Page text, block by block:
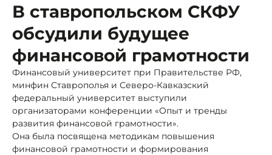
В ставропольском СКФУ
обсудили будущее
финансовой грамотности
Финансовый университет при Правительстве РФ,
минфин Ставрополья и Северо-Кавказский
федеральный университет выступили
организаторами конференции «Опыт и тренды
развития финансовой грамотности».
Она была посвящена методикам повышения
финансовой грамотности и формирования